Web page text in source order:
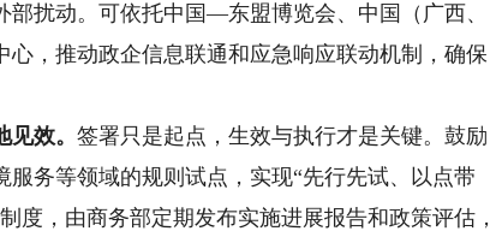
扰动。可依托中国—东盟博览会、中国（广西、
，推动政企信息联通和应急响应联动机制，确保
见效。签署只是起点，生效与执行才是关键。鼓励
务等领域的规则试点，实现“先行先试、以点带
度，由商务部定期发布实施进展报告和政策评估，